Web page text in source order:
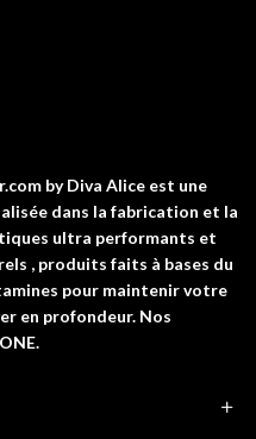
by Diva Alice est une
dans la fabrication et la
ultra performants et
, produits faits à bases du
pour maintenir votre
en profondeur. Nos